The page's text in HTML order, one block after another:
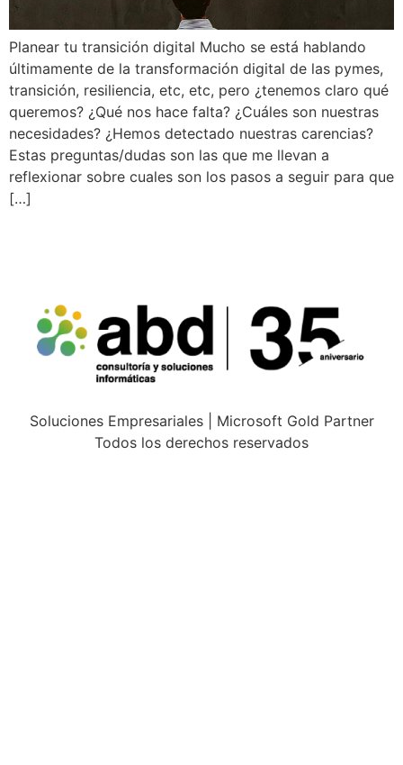
Planear tu transición digital Mucho se está hablando
últimamente de la transformación digital de las pymes,
transición, resiliencia, etc, etc, pero ¿tenemos claro qué
queremos? ¿Qué nos hace falta? ¿Cuáles son nuestras
necesidades? ¿Hemos detectado nuestras carencias?
Estas preguntas/dudas son las que me llevan a
reflexionar sobre cuales son los pasos a seguir para que
[…]
Soluciones Empresariales | Microsoft Gold Partner
Todos los derechos reservados